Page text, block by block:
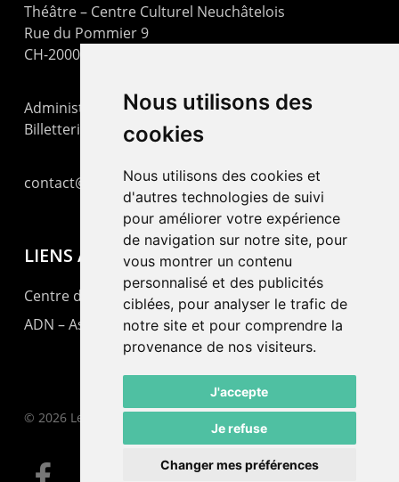
Nous utilisons des
cookies
Nous utilisons des cookies et
d'autres technologies de suivi
pour améliorer votre expérience
de navigation sur notre site, pour
vous montrer un contenu
personnalisé et des publicités
ciblées, pour analyser le trafic de
notre site et pour comprendre la
provenance de nos visiteurs.
J'accepte
Je refuse
Changer mes préférences
Théâtre – Centre Culturel Neuchâtelois
Rue du Pommier 9
CH-2000 Neuchâtel
Administration : +41 32 725 03 03
Billetterie : +41 32 725 05 05
contact@lepommier.ch
LIENS AMIS
Centre de culture ABC
ADN – Association Danse Neuchâtel
© 2026 Le Pommier.
facebook email